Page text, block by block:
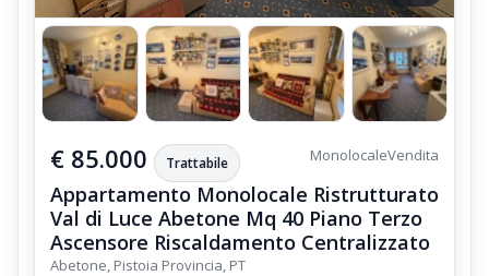
€ 85.000 Trattabile MonolocaleVendita
Appartamento Monolocale Ristrutturato
Val di Luce Abetone Mq 40 Piano Terzo
Ascensore Riscaldamento Centralizzato
Abetone, Pistoia Provincia, PT